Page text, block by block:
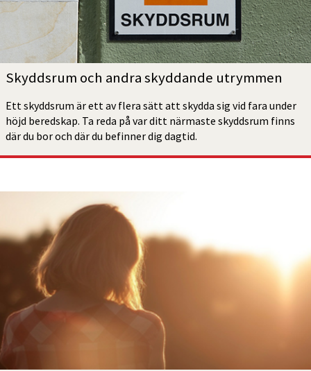
Skyddsrum och andra skyddande utrymmen
Ett skyddsrum är ett av flera sätt att skydda sig vid fara under
höjd beredskap. Ta reda på var ditt närmaste skyddsrum finns
där du bor och där du befinner dig dagtid.